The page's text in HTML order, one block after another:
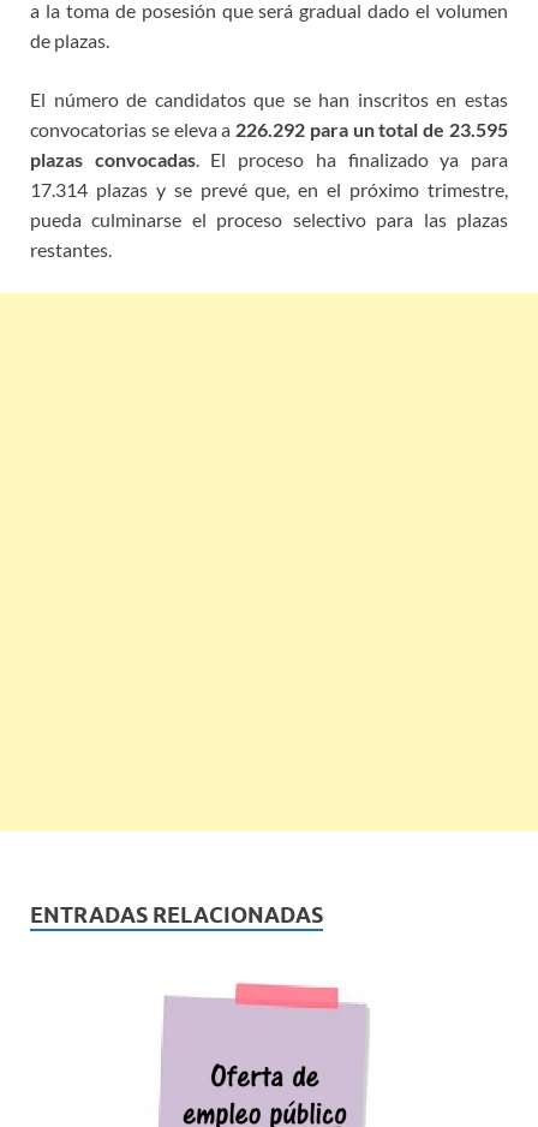
a la toma de posesión que será gradual dado el volumen
de plazas.
El número de candidatos que se han inscritos en estas
convocatorias se eleva a 226.292 para un total de 23.595
plazas convocadas. El proceso ha finalizado ya para
17.314 plazas y se prevé que, en el próximo trimestre,
pueda culminarse el proceso selectivo para las plazas
restantes.
ENTRADAS RELACIONADAS